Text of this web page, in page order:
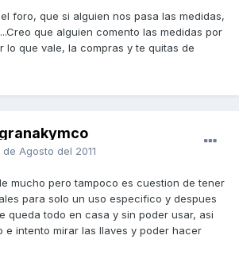
foro, que si alguien nos pasa las medidas,
que alguien comento las medidas por
lo que vale, la compras y te quitas de
de Agosto del 2011
mucho pero tampoco es cuestion de tener
para solo un uso especifico y despues
queda todo en casa y sin poder usar, asi
e intento mirar las llaves y poder hacer